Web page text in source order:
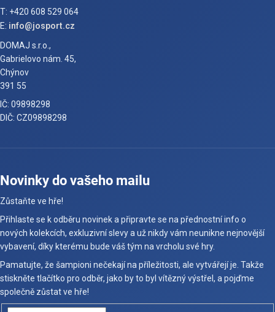
T: +420 608 529 064
E: info@josport.cz
DOMAJ s.r.o.,
Gabrielovo nám. 45,
Chýnov
391 55
IČ: 09898298
DIČ: CZ09898298
Novinky do vašeho mailu
Zůstaňte ve hře!
Přihlaste se k odběru novinek a připravte se na přednostní info o
nových kolekcích, exkluzivní slevy a už nikdy vám neunikne nejnovější
vybavení, díky kterému bude váš tým na vrcholu své hry.
Pamatujte, že šampioni nečekají na příležitosti, ale vytvářejí je. Takže
stiskněte tlačítko pro odběr, jako by to byl vítězný výstřel, a pojďme
společně zůstat ve hře!